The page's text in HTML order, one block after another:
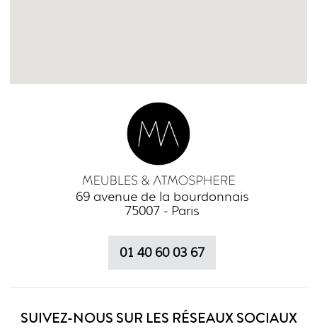
69 avenue de la bourdonnais
75007 - Paris
01 40 60 03 67
SUIVEZ-NOUS SUR LES RÉSEAUX SOCIAUX